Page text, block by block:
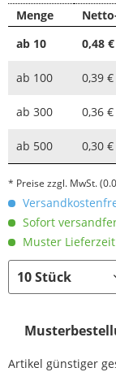
Menge
ab 10 0,48 €
ab 100 0,39 €
ab 300 0,36 €
ab 500 0,30 €
* Preise zzgl. MwSt.
Sofort
Muster Lieferzeit
Artikel günstiger